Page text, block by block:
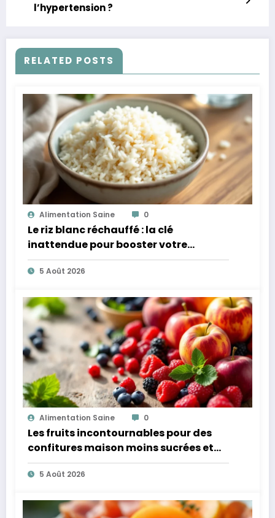
l’hypertension ?
RELATED POSTS
Alimentation Saine 0
Le riz blanc réchauffé : la clé
inattendue pour booster votre
microbiote
5 Août 2026
Alimentation Saine 0
Les fruits incontournables pour des
confitures maison moins sucrées et
plus légères
5 Août 2026